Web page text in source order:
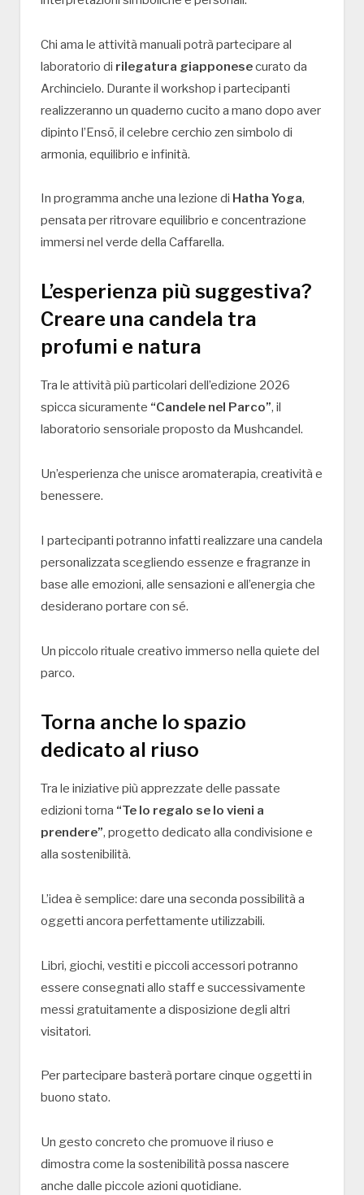
Chi ama le attività manuali potrà partecipare al
laboratorio di rilegatura giapponesecurato da
Archincielo. Durante il workshop i partecipanti
realizzeranno un quaderno cucito a mano dopo aver
dipinto l’Ensō, il celebre cerchio zen simbolo di
armonia, equilibrio e infinità.
In programma anche una lezione di Hatha Yoga,
pensata per ritrovare equilibrio e concentrazione
immersi nel verde della Caffarella.
L’esperienza più suggestiva?
Creare una candela tra
profumi e natura
Tra le attività più particolari dell’edizione 2026
spicca sicuramente “Candele nel Parco”, il
laboratorio sensoriale proposto da Mushcandel.
Un’esperienza che unisce aromaterapia, creatività e
benessere.
I partecipanti potranno infatti realizzare una candela
personalizzata scegliendo essenze e fragranze in
base alle emozioni, alle sensazioni e all’energia che
desiderano portare con sé.
Un piccolo rituale creativo immerso nella quiete del
parco.
Torna anche lo spazio
dedicato al riuso
Tra le iniziative più apprezzate delle passate
edizioni torna “Te lo regalo se lo vieni a
prendere”, progetto dedicato alla condivisione e
alla sostenibilità.
L’idea è semplice: dare una seconda possibilità a
oggetti ancora perfettamente utilizzabili.
Libri, giochi, vestiti e piccoli accessori potranno
essere consegnati allo staff e successivamente
messi gratuitamente a disposizione degli altri
visitatori.
Per partecipare basterà portare cinque oggetti in
buono stato.
Un gesto concreto che promuove il riuso e
dimostra come la sostenibilità possa nascere
anche dalle piccole azioni quotidiane.